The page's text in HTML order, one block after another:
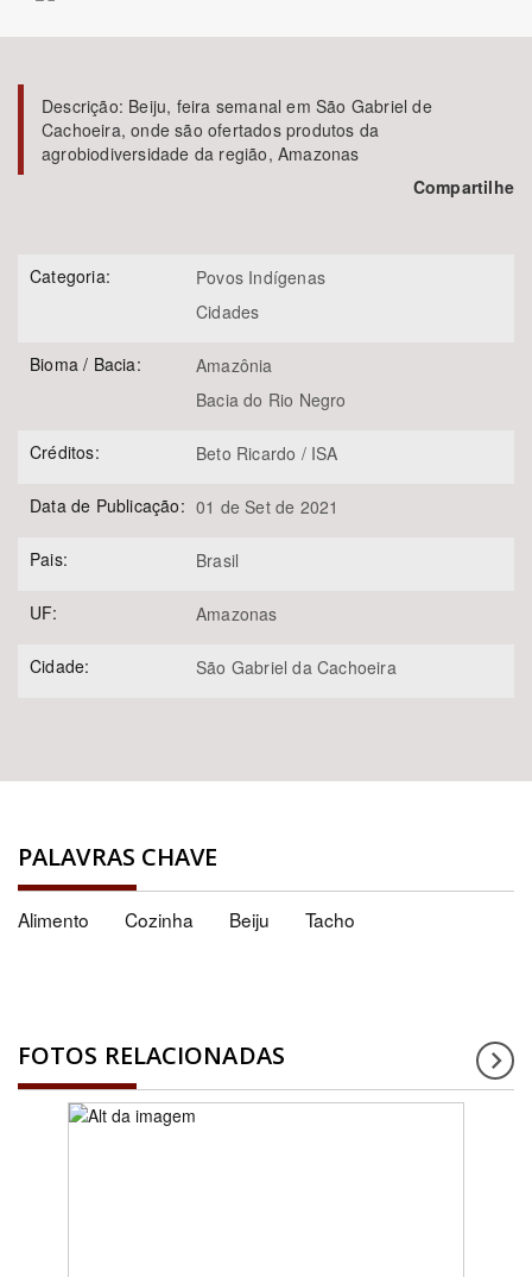
Subtema
Área de Levantamento
Descrição: Beiju, feira semanal em São Gabriel de
Cachoeira, onde são ofertados produtos da
agrobiodiversidade da região, Amazonas
Compartilhe
Categoria:
Povos Indígenas
Cidades
Bioma / Bacia:
Amazônia
Bacia do Rio Negro
Créditos: Beto Ricardo / ISA
Data de Publicação: 01 de Set de 2021
Pais: Brasil
UF: Amazonas
Cidade: São Gabriel da Cachoeira
PALAVRAS CHAVE
Alimento Cozinha Beiju Tacho
FOTOS RELACIONADAS